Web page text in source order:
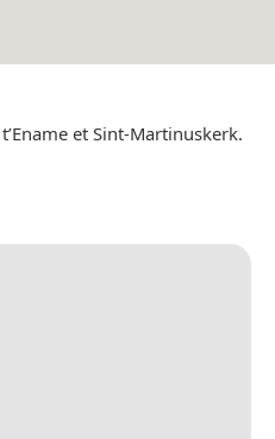
et Sint-Martinuskerk.